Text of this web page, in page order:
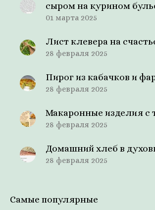
сыром на курином
01 марта 2025
Лист клевера на
28 февраля 2025
Пирог из кабачков и
28 февраля 2025
Макаронные изделия с
28 февраля 2025
Домашний хлеб в
28 февраля 2025
Самые популярные